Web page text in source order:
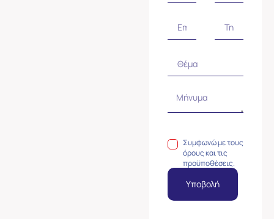
Συμφωνώ με τους
όρους και τις
προϋποθέσεις.
Υποβολή